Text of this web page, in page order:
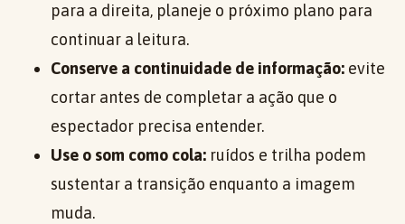
para a direita, planeje o próximo plano para
continuar a leitura.
Conserve a continuidade de informação: evite
cortar antes de completar a ação que o
espectador precisa entender.
Use o som como cola: ruídos e trilha podem
sustentar a transição enquanto a imagem
muda.